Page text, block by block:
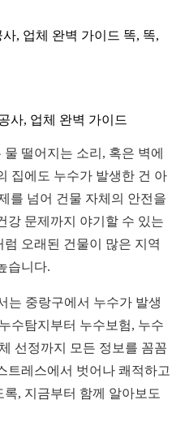
, 업체 완벽 가이드 똑, 똑,
사, 업체 완벽 가이드
떨어지는 소리, 혹은 벽에
집에도 누수가 발생한 건 아
를 넘어 건물 자체의 안전을
강 문제까지 야기할 수 있는
오래된 건물이 많은 지역
습니다.
는 중랑구에서 누수가 발생
수탐지부터 누수보험, 누수
선정까지 모든 정보를 꼼꼼
트레스에서 벗어나 쾌적하고
, 지금부터 함께 알아보도